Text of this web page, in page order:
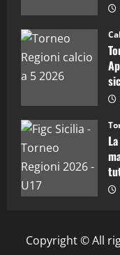
Copyright © All